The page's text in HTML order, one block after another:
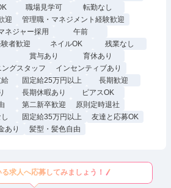
職場見学可
転勤なし
迎
管理職・マネジメント経験歓迎
ネジャー採用
午前
者歓迎 ネイルOK
残業なし
賞与あり
育休あり
ングスタッフ
インセンティブあり
固定給25万円以上
長期歓迎
長期休暇あり
ピアスOK
第二新卒歓迎
原則定時退社
固定給35万円以上
友達と応募OK
あり 髪型・髪色自由
求人へ応募してみましょう！